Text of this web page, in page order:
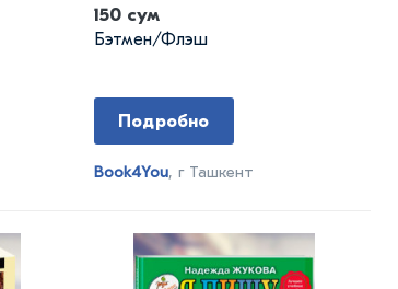
150 сум
Бэтмен/Флэш
Подробно
Book4You, г Ташкент